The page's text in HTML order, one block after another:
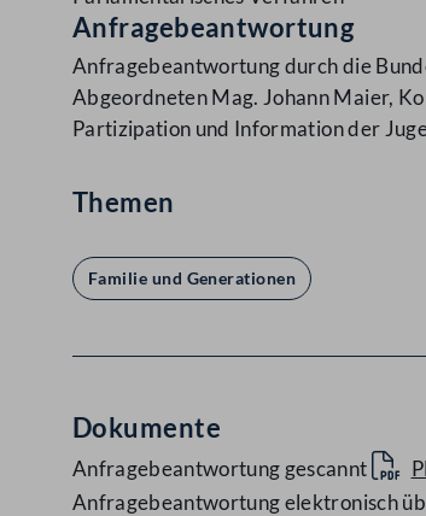
Anfragebeantwortung
Anfragebeantwortung durch die
Abgeordneten Mag. Johann Maier,
Partizipation und Information der
Themen
Familie und Generationen
Dokumente
Anfragebeantwortung gescannt
Anfragebeantwortung elektronisch